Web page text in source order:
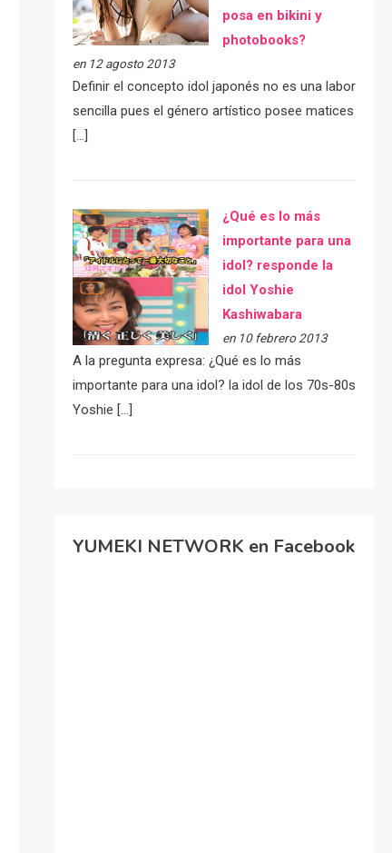
posa en bikini y
photobooks?
en 12 agosto 2013
Definir el concepto idol japonés no es una labor
sencilla pues el género artístico posee matices
[…]
¿Qué es lo más
importante para una
idol? responde la
idol Yoshie
Kashiwabara
en 10 febrero 2013
A la pregunta expresa: ¿Qué es lo más
importante para una idol? la idol de los 70s-80s
Yoshie […]
YUMEKI NETWORK en Facebook